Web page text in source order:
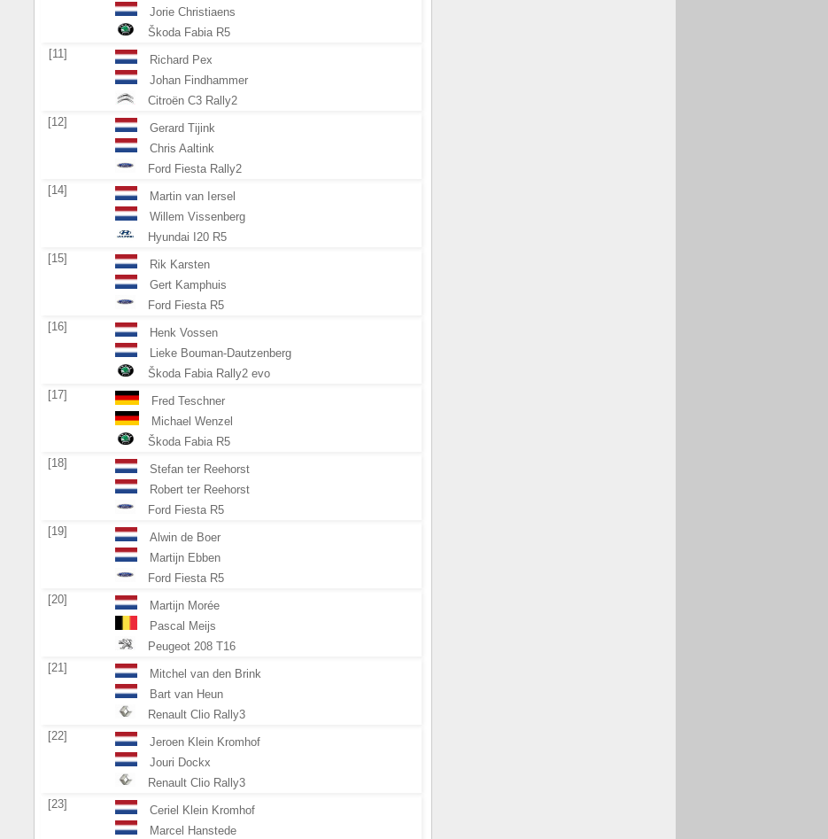
Jorie Christiaens
Škoda Fabia R5
[11]
Richard Pex
Johan Findhammer
Citroën C3 Rally2
[12]
Gerard Tijink
Chris Aaltink
Ford Fiesta Rally2
[14]
Martin van Iersel
Willem Vissenberg
Hyundai I20 R5
[15]
Rik Karsten
Gert Kamphuis
Ford Fiesta R5
[16]
Henk Vossen
Lieke Bouman-Dautzenberg
Škoda Fabia Rally2 evo
[17]
Fred Teschner
Michael Wenzel
Škoda Fabia R5
[18]
Stefan ter Reehorst
Robert ter Reehorst
Ford Fiesta R5
[19]
Alwin de Boer
Martijn Ebben
Ford Fiesta R5
[20]
Martijn Morée
Pascal Meijs
Peugeot 208 T16
[21]
Mitchel van den Brink
Bart van Heun
Renault Clio Rally3
[22]
Jeroen Klein Kromhof
Jouri Dockx
Renault Clio Rally3
[23]
Ceriel Klein Kromhof
Marcel Hanstede